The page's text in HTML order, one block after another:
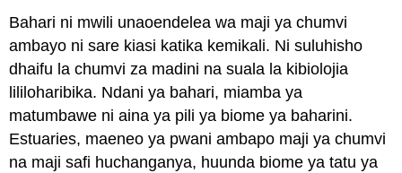
Bahari ni mwili unaoendelea wa maji ya chumvi
ambayo ni sare kiasi katika kemikali. Ni suluhisho
dhaifu la chumvi za madini na suala la kibiolojia
lililoharibika. Ndani ya bahari, miamba ya
matumbawe ni aina ya pili ya biome ya baharini.
Estuaries, maeneo ya pwani ambapo maji ya chumvi
na maji safi huchanganya, huunda biome ya tatu ya